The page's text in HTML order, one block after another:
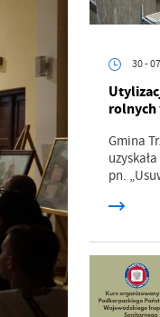
30 -
rolnych
Gmina
pn.